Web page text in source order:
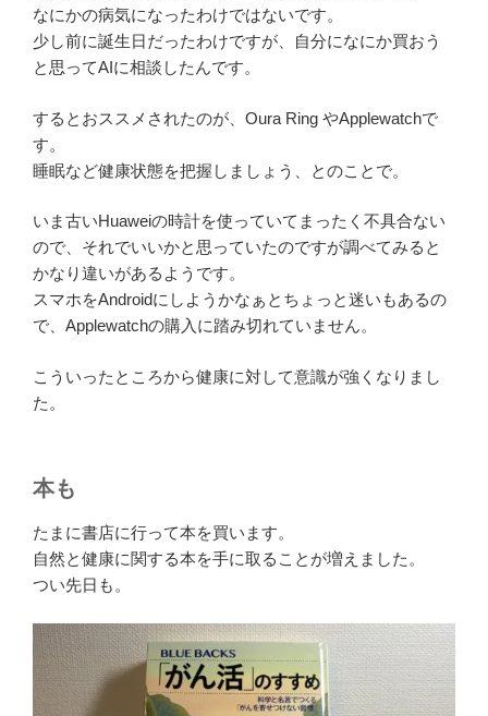
なにかの病気になったわけではないです。
少し前に誕生日だったわけですが、自分になにか買おう
と思ってAIに相談したんです。
するとおススメされたのが、Oura Ring やApplewatchで
す。
睡眠など健康状態を把握しましょう、とのことで。
いま古いHuaweiの時計を使っていてまったく不具合ない
ので、それでいいかと思っていたのですが調べてみると
かなり違いがあるようです。
スマホをAndroidにしようかなぁとちょっと迷いもあるの
で、Applewatchの購入に踏み切れていません。
こういったところから健康に対して意識が強くなりまし
た。
本も
たまに書店に行って本を買います。
自然と健康に関する本を手に取ることが増えました。
つい先日も。